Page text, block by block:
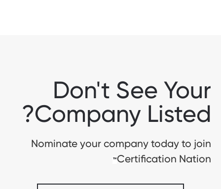
Don't See Your
Company Listed?
Nominate your company today to join
Certification Nation
™